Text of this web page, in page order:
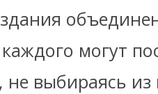
здания
могут
не выбираясь